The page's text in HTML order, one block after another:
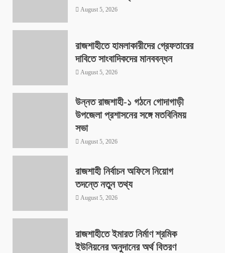
August 5, 2026
রাজশাহীতে হামলাকারীদের গ্রেফতারের
দাবিতে সাংবাদিকদের মানববন্ধন
August 5, 2026
উন্নত রাজশাহী-১ গঠনে গোদাগাড়ী
উপজেলা প্রশাসনের সঙ্গে মতবিনিময়
সভা
August 5, 2026
রাজশাহী নির্বাচন অফিসে নিয়োগ
তদন্তে নতুন তথ্য
August 5, 2026
রাজশাহীতে ইমারত নির্মাণ শ্রমিক
ইউনিয়নের অনুদানের অর্থ বিতরণ